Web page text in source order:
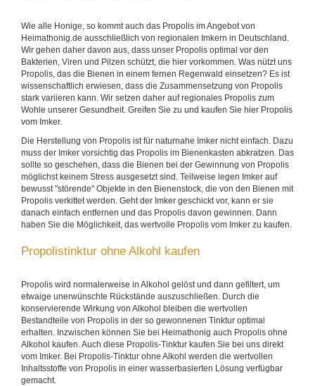
Wie alle Honige, so kommt auch das Propolis im Angebot von
Heimathonig.de ausschließlich von regionalen Imkern in Deutschland.
Wir gehen daher davon aus, dass unser Propolis optimal vor den
Bakterien, Viren und Pilzen schützt, die hier vorkommen. Was nützt uns
Propolis, das die Bienen in einem fernen Regenwald einsetzen? Es ist
wissenschaftlich erwiesen, dass die Zusammensetzung von Propolis
stark variieren kann. Wir setzen daher auf regionales Propolis zum
Wohle unserer Gesundheit. Greifen Sie zu und kaufen Sie hier Propolis
vom Imker.
Die Herstellung von Propolis ist für naturnahe Imker nicht einfach. Dazu
muss der Imker vorsichtig das Propolis im Bienenkasten abkratzen. Das
sollte so geschehen, dass die Bienen bei der Gewinnung von Propolis
möglichst keinem Stress ausgesetzt sind. Teilweise legen Imker auf
bewusst "störende" Objekte in den Bienenstock, die von den Bienen mit
Propolis verkittet werden. Geht der Imker geschickt vor, kann er sie
danach einfach entfernen und das Propolis davon gewinnen. Dann
haben Sie die Möglichkeit, das wertvolle Propolis vom Imker zu kaufen.
Propolistinktur ohne Alkohl kaufen
Propolis wird normalerweise in Alkohol gelöst und dann gefiltert, um
etwaige unerwünschte Rückstände auszuschließen. Durch die
konservierende Wirkung von Alkohol bleiben die wertvollen
Bestandteile von Propolis in der so gewonnenen Tinktur optimal
erhalten. Inzwischen können Sie bei Heimathonig auch Propolis ohne
Alkohol kaufen. Auch diese Propolis-Tinktur kaufen Sie bei uns direkt
vom Imker. Bei Propolis-Tinktur ohne Alkohl werden die wertvollen
Inhaltsstoffe von Propolis in einer wasserbasierten Lösung verfügbar
gemacht.